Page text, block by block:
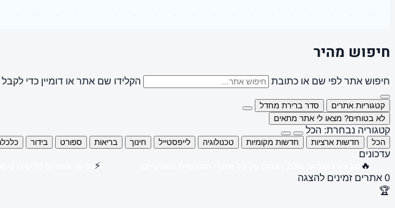
חיפוש מהיר
חיפוש אתר לפי שם או כתובת הקלידו שם אתר או דומיין כדי
קטגוריות אתרים
סדר ברירת מחדל
לא בטוחים? מצאו לי אתר מתאים
קטגוריה נבחרת: הכל
הכל חדשות ארציות חדשות מקומיות טכנולוגיה לייפסטייל חינוך בריאות ספורט בידור
עדכונים
🔥
⚡
0 אתרים זמינים להצגה
🏆